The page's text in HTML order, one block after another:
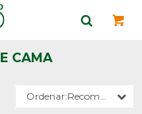
CAMA
Recomendados